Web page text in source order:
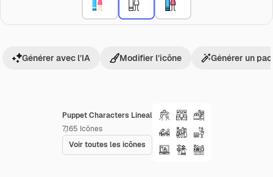
Puppet Characters Lineal
7,165 Icônes
Voir toutes les icônes
Générer avec l’IA Modifier l’icône Générer un